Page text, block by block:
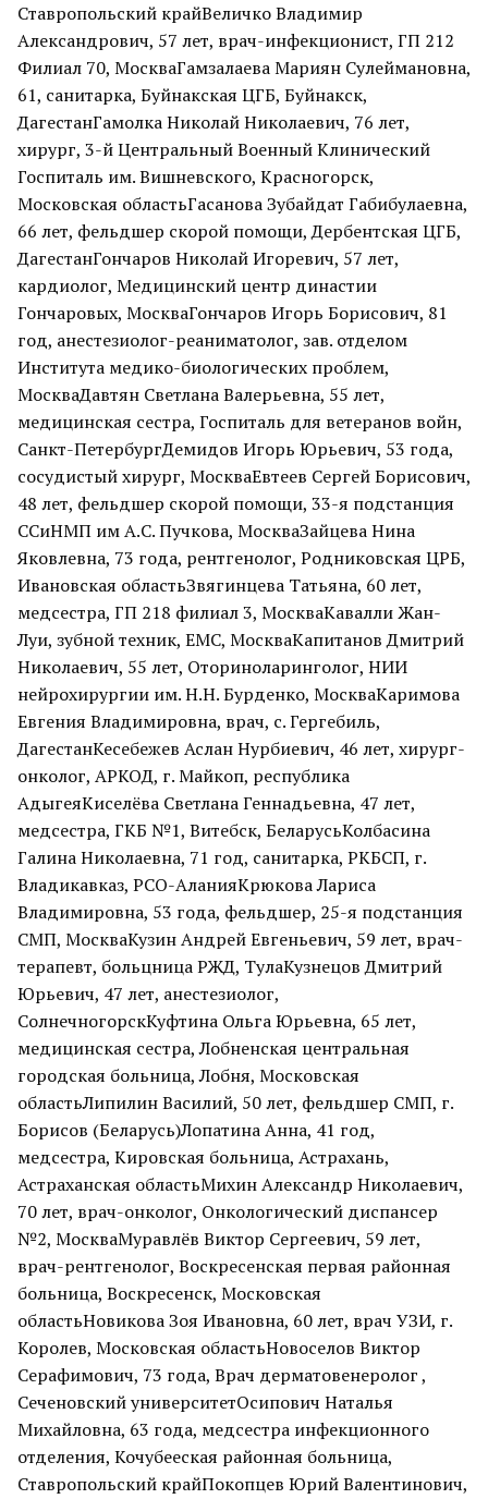
Ставропольский крайВеличко Владимир
Александрович, 57 лет, врач-инфекционист, ГП 212
Филиал 70, МоскваГамзалаева Мариян Сулеймановна,
61, санитарка, Буйнакская ЦГБ, Буйнакск,
ДагестанГамолка Николай Николаевич, 76 лет,
хирург, 3-й Центральный Военный Клинический
Госпиталь им. Вишневского, Красногорск,
Московская областьГасанова Зубайдат Габибулаевна,
66 лет, фельдшер скорой помощи, Дербентская ЦГБ,
ДагестанГончаров Николай Игоревич, 57 лет,
кардиолог, Медицинский центр династии
Гончаровых, МоскваГончаров Игорь Борисович, 81
год, анестезиолог-реаниматолог, зав. отделом
Института медико-биологических проблем,
МоскваДавтян Светлана Валерьевна, 55 лет,
медицинская сестра, Госпиталь для ветеранов войн,
Санкт-ПетербургДемидов Игорь Юрьевич, 53 года,
сосудистый хирург, МоскваЕвтеев Сергей Борисович,
48 лет, фельдшер скорой помощи, 33-я подстанция
ССиНМП им А.С. Пучкова, МоскваЗайцева Нина
Яковлевна, 73 года, рентгенолог, Родниковская ЦРБ,
Ивановская областьЗвягинцева Татьяна, 60 лет,
медсестра, ГП 218 филиал 3, МоскваКавалли Жан-
Луи, зубной техник, ЕМС, МоскваКапитанов Дмитрий
Николаевич, 55 лет, Оториноларинголог, НИИ
нейрохирургии им. Н.Н. Бурденко, МоскваКаримова
Евгения Владимировна, врач, с. Гергебиль,
ДагестанКесебежев Аслан Нурбиевич, 46 лет, хирург-
онколог, АРКОД, г. Майкоп, республика
АдыгеяКиселёва Светлана Геннадьевна, 47 лет,
медсестра, ГКБ №1, Витебск, БеларусьКолбасина
Галина Николаевна, 71 год, санитарка, РКБСП, г.
Владикавказ, РСО-АланияКрюкова Лариса
Владимировна, 53 года, фельдшер, 25-я подстанция
СМП, МоскваКузин Андрей Евгеньевич, 59 лет, врач-
терапевт, больцница РЖД, ТулаКузнецов Дмитрий
Юрьевич, 47 лет, анестезиолог,
СолнечногорскКуфтина Ольга Юрьевна, 65 лет,
медицинская сестра, Лобненская центральная
городская больница, Лобня, Московская
областьЛипилин Василий, 50 лет, фельдшер СМП, г.
Борисов (Беларусь)Лопатина Анна, 41 год,
медсестра, Кировская больница, Астрахань,
Астраханская областьМихин Александр Николаевич,
70 лет, врач-онколог, Онкологический диспансер
№2, МоскваМуравлёв Виктор Сергеевич, 59 лет,
врач-рентгенолог, Воскресенская первая районная
больница, Воскресенск, Московская
областьНовикова Зоя Ивановна, 60 лет, врач УЗИ, г.
Королев, Московская областьНовоселов Виктор
Серафимович, 73 года, Врач дерматовенеролог ,
Сеченовский университетОсипович Наталья
Михайловна, 63 года, медсестра инфекционного
отделения, Кочубееская районная больница,
Ставропольский крайПокопцев Юрий Валентинович,